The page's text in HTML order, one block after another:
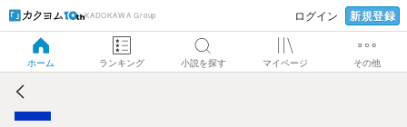
KADOKAWA Group ログイン 新規登録
ホーム ランキング 小説を探す マイページ その他
転生冒険者義景、スコップ片手に獣人と行く！